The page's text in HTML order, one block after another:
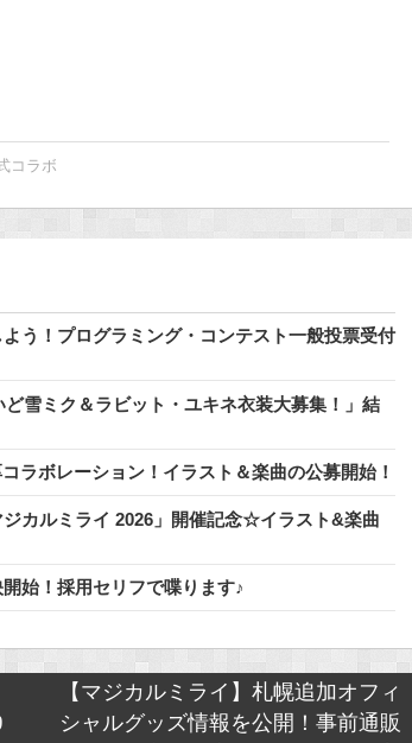
コラボ
う！プログラミング・コンテスト一般投票受付
ど雪ミク＆ラビット・ユキネ衣装大募集！」結
ラボレーション！イラスト＆楽曲の公募開始！
ジカルミライ 2026」開催記念☆イラスト&楽曲
始！採用セリフで喋ります♪
【マジカルミライ】札幌追加オフィ
シャルグッズ情報を公開！事前通販